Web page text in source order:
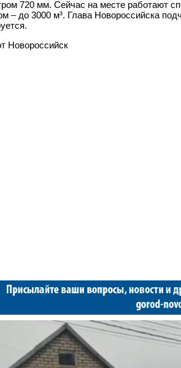
720 мм. Сейчас на месте работают
– до 3000 м³. Глава Новороссийска
Новороссийск